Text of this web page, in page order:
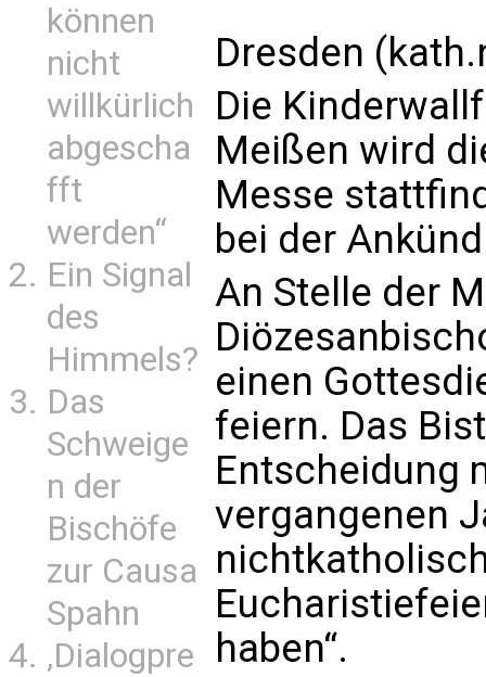
können
nicht
willkürlich
abgescha
fft
werden“
Ein Signal
des
Himmels?
Das
Schweige
n der
Bischöfe
zur Causa
Spahn
‚Dialogpre
Dresden
Die
Meißen wird
Messe
bei der
An Stelle der
einen
feiern. Das
Entscheidung
vergangenen
haben“.